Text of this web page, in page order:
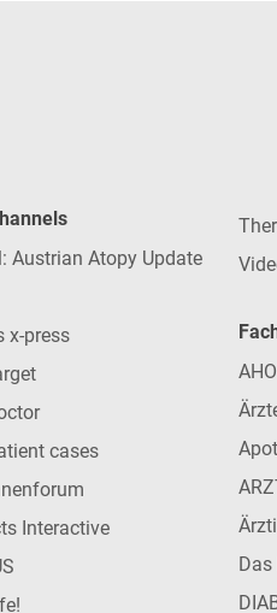
Austrian Atopy Update
x-press
cases
Interactive